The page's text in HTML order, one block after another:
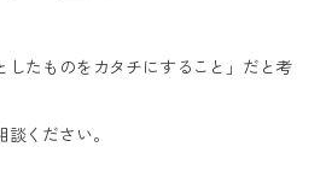
したものをカタチにすること」だと考
ください。